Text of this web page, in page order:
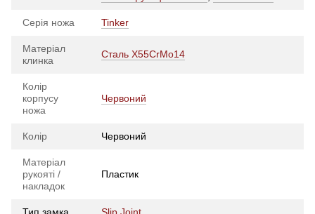
Серія ножа Tinker
Матеріал
клинка
Сталь X55CrMo14
Колір
корпусу
ножа
Червоний
Колір Червоний
Матеріал
рукояті /
накладок
Пластик